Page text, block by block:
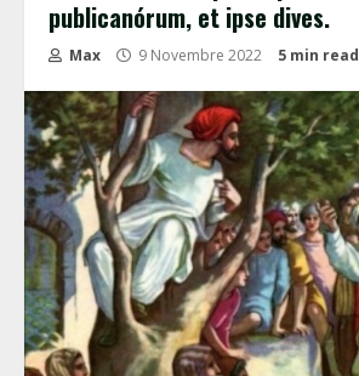
publicanórum, et ipse dives.
Max 9 Novembre 2022 5 min read